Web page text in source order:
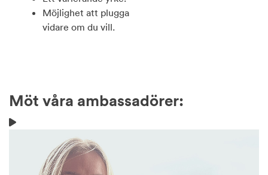
Möjlighet att plugga
vidare om du vill.
Möt våra ambassadörer: